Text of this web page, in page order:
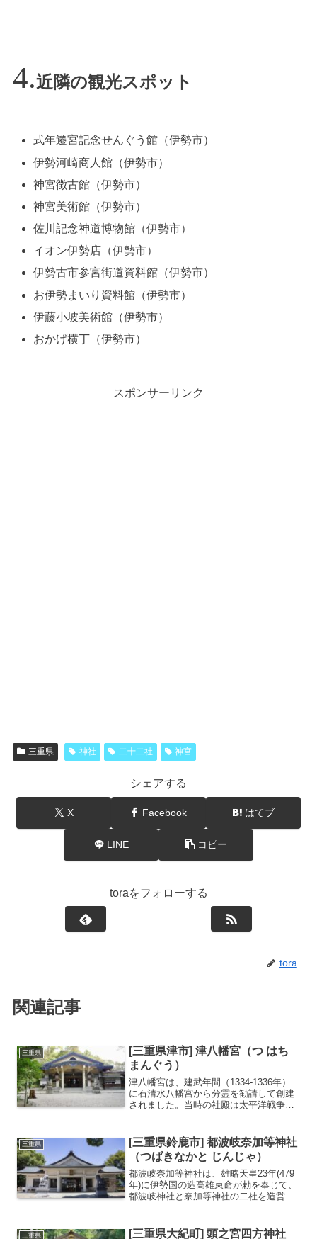
近隣の観光スポット
式年遷宮記念せんぐう館（伊勢市）
伊勢河崎商人館（伊勢市）
神宮徴古館（伊勢市）
神宮美術館（伊勢市）
佐川記念神道博物館（伊勢市）
イオン伊勢店（伊勢市）
伊勢古市参宮街道資料館（伊勢市）
お伊勢まいり資料館（伊勢市）
伊藤小坡美術館（伊勢市）
おかげ横丁（伊勢市）
スポンサーリンク
三重県 神社 二十二社 神宮
シェアする
X Facebook はてブ
LINE コピー
toraをフォローする
tora
関連記事
三重県
[三重県津市] 津八幡宮（つ はち
まんぐう）
津八幡宮は、建武年間（1334-1336年）
に石清水八幡宮から分霊を勧請して創建
されました。当時の社殿は太平洋戦争で
まつりの一部として「津八幡宮例大祭」
が盛大...
三重県
[三重県鈴鹿市] 都波岐奈加等神社
（つばきなかと じんじゃ）
都波岐奈加等神社は、雄略天皇23年(479
年)に伊勢国の造高雄束命が勅を奉じて、
都波岐神社と奈加等神社の二社を造営し
に「都波岐神社奈加等神社」として両社
三重県
[三重県大紀町] 頭之宮四方神社